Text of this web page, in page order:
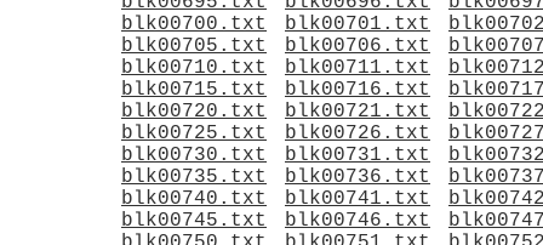
blk00700.txt
blk00701.txt
blk00705.txt
blk00706.txt
blk00710.txt
blk00711.txt
blk00715.txt
blk00716.txt
blk00720.txt
blk00721.txt
blk00725.txt
blk00726.txt
blk00730.txt
blk00731.txt
blk00735.txt
blk00736.txt
blk00740.txt
blk00741.txt
blk00745.txt
blk00746.txt